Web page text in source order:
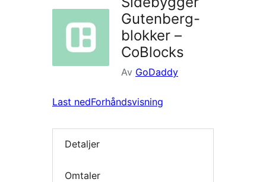
Gutenberg-
blokker –
CoBlocks
Av GoDaddy
Last nedForhåndsvisning
Detaljer
Omtaler